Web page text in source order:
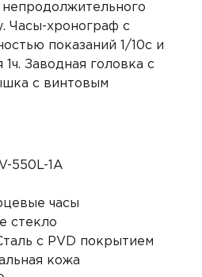
Часы-хронограф с
показаний 1/10с и
Заводная головка с
с винтовым
550L-1A
часы
стекло
с PVD покрытием
кожа